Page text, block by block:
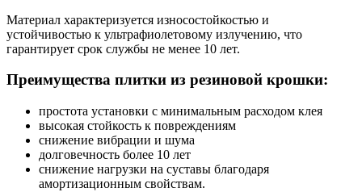
Материал характеризуется износостойкостью и
устойчивостью к ультрафиолетовому излучению, что
гарантирует срок службы не менее 10 лет.
Преимущества плитки из резиновой крошки:
простота установки с минимальным расходом клея
высокая стойкость к повреждениям
снижение вибрации и шума
долговечность более 10 лет
снижение нагрузки на суставы благодаря
амортизационным свойствам.